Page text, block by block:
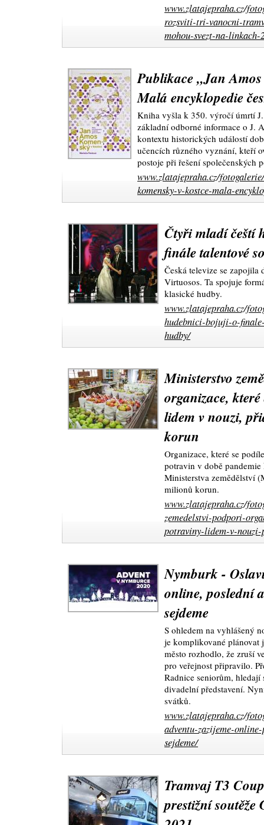
www.zlatajepraha.cz/
rozsviti-tri-vanocni-
mohou-svezt-na-
Publikace „Jan
Malá encyklopedie
Kniha vyšla k 350. výročí úmrtí
základní odborné informace o J.
kontextu historických událostí
učencích různého vyznání, kteří
postoje při řešení společenských
www.zlatajepraha.cz/
komensky-v-kostce-mala-
Čtyři mladí čeští
finále talentové
Česká televize se zapojila
Virtuosos. Ta spojuje
klasické hudby.
www.zlatajepraha.cz/
hudebnici-bojuji-o-
hudby/
Ministerstvo
organizace,
lidem v nouzi,
korun
Organizace, které se
potravin v době
Ministerstva zemědělství
milionů korun.
www.zlatajepraha.cz/
zemedelstvi-podpori-
potraviny-lidem-v-
Nymburk -
online, poslední
sejdeme
S ohledem na vyhlášený
je komplikované
město rozhodlo, že zruší
pro veřejnost připravilo.
Radnice seniorům,
divadelní představení.
svátků.
www.zlatajepraha.cz/
adventu-zazijeme-
sejdeme/
Tramvaj T3
prestižní